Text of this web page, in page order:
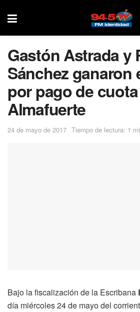
Gastón Astrada y
Sánchez ganaron
por pago de
Almafuerte
24 de mayo de 2017 Tiempo de lectura: 1
Bajo la fiscalización de la Escribana
día miércoles 24 de mayo del